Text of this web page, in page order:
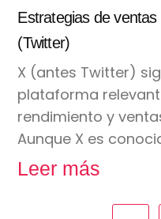
Estrategias de
(Twitter)
X (antes Twitter)
plataforma
rendimiento y
Aunque X es
Leer más